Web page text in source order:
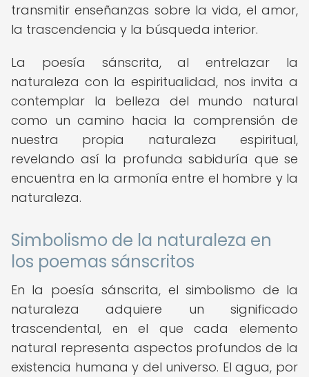
transmitir enseñanzas sobre la vida, el amor,
la trascendencia y la búsqueda interior.
La poesía sánscrita, al entrelazar la
naturaleza con la espiritualidad, nos invita a
contemplar la belleza del mundo natural
como un camino hacia la comprensión de
nuestra propia naturaleza espiritual,
revelando así la profunda sabiduría que se
encuentra en la armonía entre el hombre y la
naturaleza.
Simbolismo de la naturaleza en
los poemas sánscritos
En la poesía sánscrita, el simbolismo de la
naturaleza adquiere un significado
trascendental, en el que cada elemento
natural representa aspectos profundos de la
existencia humana y del universo. El agua, por